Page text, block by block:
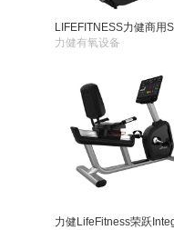
力健有氧设备